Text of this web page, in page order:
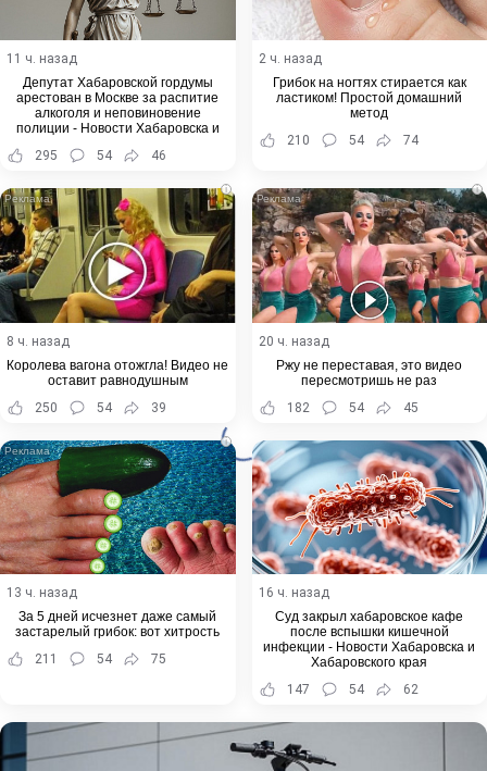
11 ч. назад
Депутат Хабаровской гордумы
арестован в Москве за распитие
алкоголя и неповиновение
полиции - Новости Хабаровска и
295 54 46
2 ч. назад
Грибок на ногтях стирается как
ластиком! Простой домашний
метод
210
54 74
i
8 ч. назад
Королева вагона отожгла! Видео не
оставит равнодушным
250
54 39
i
20 ч. назад
Ржу не переставая, это видео
пересмотришь не раз
182
54 45
i
13 ч. назад
За 5 дней исчезнет даже самый
застарелый грибок: вот хитрость
211
54 75
16 ч. назад
Суд закрыл хабаровское кафе
после вспышки кишечной
инфекции - Новости Хабаровска и
Хабаровского края
147
54 62